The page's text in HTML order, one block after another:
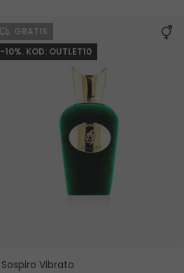
GRATIS
-10%. KOD: OUTLET10
Sospiro Vibrato